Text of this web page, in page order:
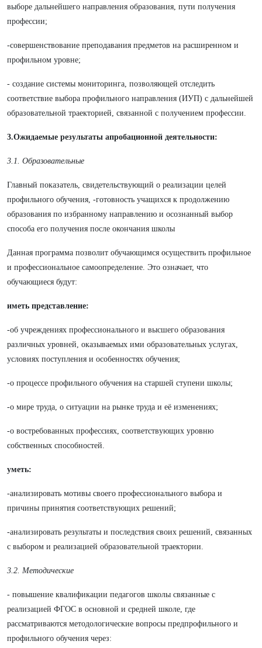
выборе дальнейшего направления образования, пути получения
профессии;
-совершенствование преподавания предметов на расширенном и
профильном уровне;
- создание системы мониторинга, позволяющей отследить
соответствие выбора профильного направления (ИУП) с дальнейшей
образовательной траекторией, связанной с получением профессии.
3.Ожидаемые результаты апробационной деятельности:
3.1. Образовательные
Главный показатель, свидетельствующий о реализации целей
профильного обучения, -готовность учащихся к продолжению
образования по избранному направлению и осознанный выбор
способа его получения после окончания школы
Данная программа позволит обучающимся осуществить профильное
и профессиональное самоопределение. Это означает, что
обучающиеся будут:
иметь представление:
-об учреждениях профессионального и высшего образования
различных уровней, оказываемых ими образовательных услугах,
условиях поступления и особенностях обучения;
-о процессе профильного обучения на старшей ступени школы;
-о мире труда, о ситуации на рынке труда и её изменениях;
-о востребованных профессиях, соответствующих уровню
собственных способностей.
уметь:
-анализировать мотивы своего профессионального выбора и
причины принятия соответствующих решений;
-анализировать результаты и последствия своих решений, связанных
с выбором и реализацией образовательной траектории.
3.2. Методические
- повышение квалификации педагогов школы связанные с
реализацией ФГОС в основной и средней школе, где
рассматриваются методологические вопросы предпрофильного и
профильного обучения через: